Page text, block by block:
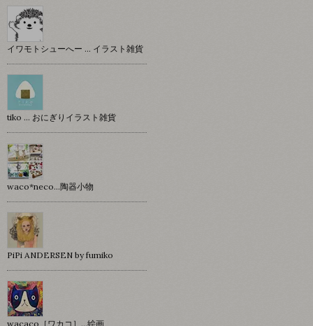
イワモトシューへー … イラスト雑貨
tiko … おにぎりイラスト雑貨
waco*neco...陶器小物
PiPi ANDERSEN by fumiko
wacaco［ワカコ］…絵画